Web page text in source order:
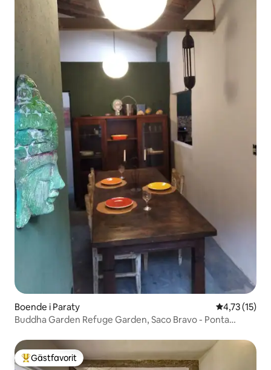
Boende i Paraty 4,73 av 5 i
4,73 (15)
Buddha Garden Refuge Garden, Saco Bravo - Ponta
Populär gästfavorit
Gästfavorit